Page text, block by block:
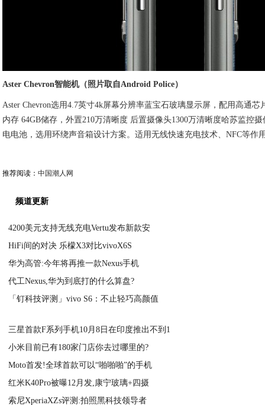
Aster Chevron智能机（照片取自Android Police）
Aster Chevron选用4.7英寸4k屏幕分辨率蓝宝石玻璃显示屏，配用高通芯
内存 64GB储存，外置210万清晰度 后置摄像头1300万清晰度哈苏监控
电电池，选用环绕声音箱设计方案。适用无线快速充电技术、NFC等作
推荐阅读：中国潮人网
频道更新
4200美元支持无线充电Vertu发布新款安
HiFi间的对决 乐檬X3对比vivoX6S
华为高管:今年将再推一款Nexus手机
代工Nexus,华为到底打的什么算盘?
「钉科技评测」vivo S6：不止轻巧高颜值
三星首款F系列手机10月8日在印度推出不到1
小米目前已有180家门店你去过哪里的?
Moto首发!全球首款可以“啪啪啪”的手机
红米K40Pro被曝12月发,康宁玻璃+四摄
索尼XperiaXZs评测:拍照黑科技领导者